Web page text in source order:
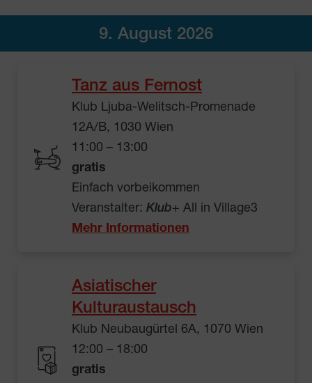
9. August 2026
Tanz aus Fernost
Klub Ljuba-Welitsch-Promenade
12A/B, 1030 Wien
11:00 – 13:00
gratis
Einfach vorbeikommen
Veranstalter: Klub+ All in Village3
Mehr Informationen
Asiatischer
Kulturaustausch
Klub Neubaugürtel 6A, 1070 Wien
12:00 – 18:00
gratis